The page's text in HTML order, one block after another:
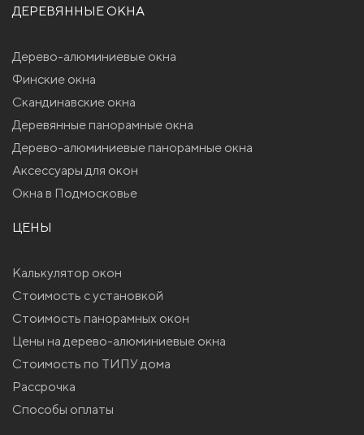
ДЕРЕВЯННЫЕ ОКНА
Дерево-алюминиевые окна
Финские окна
Скандинавские окна
Деревянные панорамные окна
Дерево-алюминиевые панорамные окна
Аксессуары для окон
Окна в Подмосковье
ЦЕНЫ
Калькулятор окон
Стоимость с установкой
Стоимость панорамных окон
Цены на дерево-алюминиевые окна
Стоимость по ТИПУ дома
Рассрочка
Способы оплаты